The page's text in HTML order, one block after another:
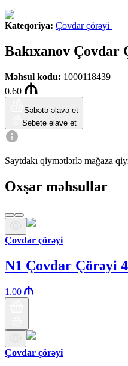
Kateqoriya: Çovdar çörəyi
Bakıxanov Çovdar
Məhsul kodu: 1000118439
0.60
Səbətə əlavə et
Səbətə əlavə et
Saytdakı qiymətlərlə mağaza
Oxşar məhsullar
Çovdar çörəyi
N1 Çovdar Çörəyi
1.00
Çovdar çörəyi